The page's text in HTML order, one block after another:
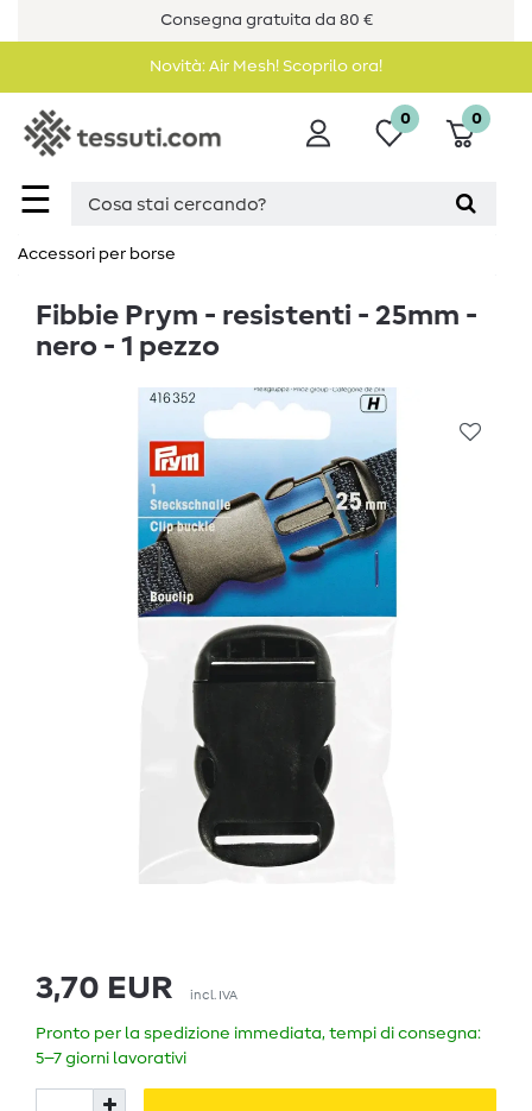
Consegna gratuita da 80 €
Novità: Air Mesh! Scoprilo ora!
☰
0 0
Accessori per borse
Fibbie Prym - resistenti - 25mm -
nero - 1 pezzo
3,70 EUR incl. IVA
Pronto per la spedizione immediata, tempi di consegna:
5–7 giorni lavorativi